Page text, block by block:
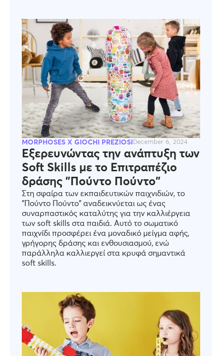
MORPHOSES X GIOCHI PREZIOSI December 6, 2024
Εξερευνώντας την ανάπτυξη των
Soft Skills με το Επιτραπέζιο
δράσης "Πούντο Πούντο"
Στη σφαίρα των εκπαιδευτικών παιχνιδιών, το
"Πούντο Πούντο" αναδεικνύεται ως ένας
συναρπαστικός καταλύτης για την καλλιέργεια
των soft skills στα παιδιά. Αυτό το σωματικό
παιχνίδι προσφέρει ένα μοναδικό μείγμα αφής,
γρήγορης δράσης και ενθουσιασμού, ενώ
παράλληλα καλλιεργεί στα κρυφά σημαντικά
soft skills.